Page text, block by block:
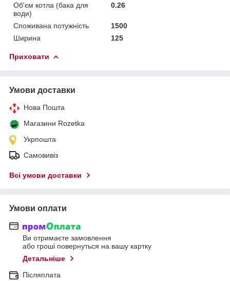
Об'єм котла (бака для
води)
0.26
Споживана потужність
1500
Ширина
125
Приховати
Умови доставки
Нова Пошта
Магазини Rozetka
Укрпошта
Самовивіз
Всі умови доставки
Умови оплати
Ви отримаєте замовлення
або гроші повернуться на вашу картку
Детальніше
Післяплата